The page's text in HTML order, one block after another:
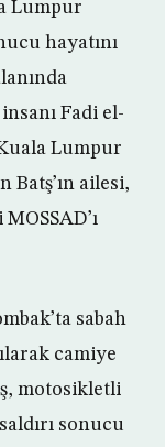
Lumpur
hayatını
Fadi el-
Kuala Lumpur
Batş’ın ailesi,
sabah
camiye
motosikletli
sonucu